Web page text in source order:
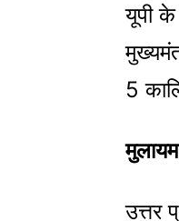
यूपी के
5
उत्तर